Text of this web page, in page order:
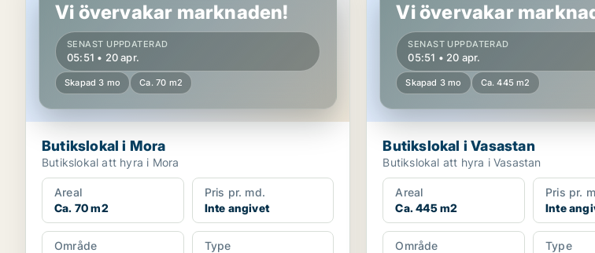
Vi övervakar marknaden!
SENAST UPPDATERAD
05:51 • 20 apr.
Skapad 3 mo Ca. 70 m2
Butikslokal i Mora
Butikslokal att hyra i Mora
Areal
Ca. 70 m2
Pris pr. md.
Inte angivet
Område
Type
Vi övervakar
SENAST UPPDATERAD
05:51 • 20 apr.
Skapad 3 mo Ca. 445 m2
Butikslokal i Vasastan
Butikslokal att hyra i Vasastan
Areal
Ca. 445 m2
Pris pr.
Inte
Område
Type